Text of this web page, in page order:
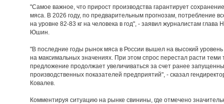
"Самое важное, что прирост производства гарантирует
мяса. В 2026 году, по предварительным прогнозам, потребление
на уровне 82-83 кг на человека в год", - заявил журналистам
Юшин.
"В последние годы рынок мяса в России вышел на высокий
на максимальных значениях. При этом спрос перестал расти
предложение продолжает увеличиваться за счет ранее
производственных показателей предприятий", - сказал
Ковалев.
Комментируя ситуацию на рынке свинины, где отмечено